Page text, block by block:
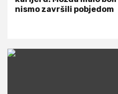
nismo završili pobjedom